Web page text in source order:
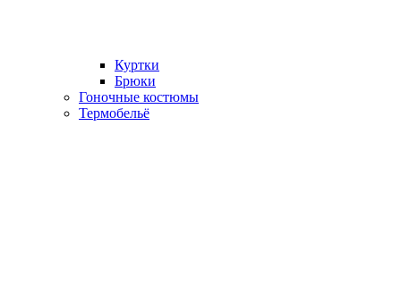
Куртки
Брюки
Гоночные костюмы
Термобельё